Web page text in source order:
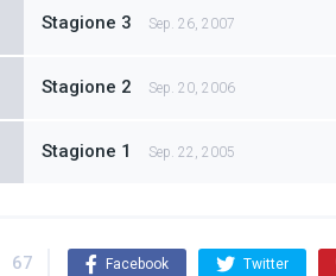
Stagione 3 Sep. 26, 2007
Stagione 2 Sep. 20, 2006
Stagione 1 Sep. 22, 2005
67 Facebook Twitter